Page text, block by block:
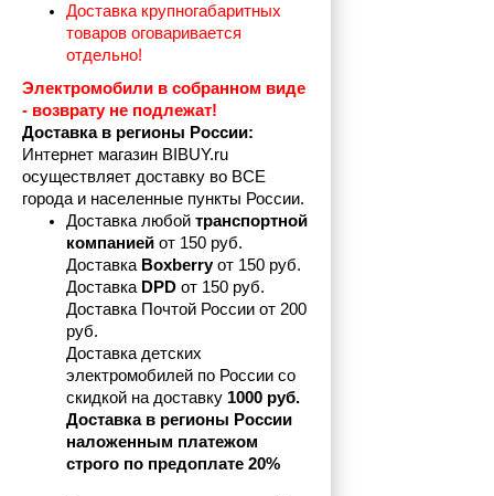
Доставка крупногабаритных
товаров оговаривается
отдельно!
Электромобили в собранном виде
- возврату не подлежат!
Доставка в регионы России:
Интернет магазин BIBUY.ru
осуществляет доставку во ВСЕ
города и населенные пункты России.
Доставка любой транспортной
компанией от 150 руб.
Доставка Boxberry от 150 руб.
Доставка DPD от 150 руб.
Доставка Почтой России от 200
руб.
Доставка детских
электромобилей по России со
скидкой на доставку 1000 руб.
Доставка в регионы России
наложенным платежом
строго по предоплате 20%